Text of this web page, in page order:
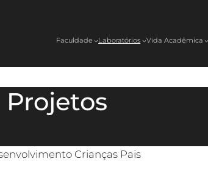
Faculdade Laboratórios Vida Acadêmica
Projetos
Crianças Pais